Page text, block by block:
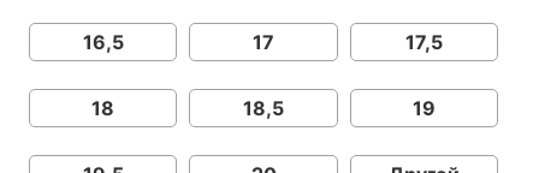
16,5 17 17,5
18 18,5 19